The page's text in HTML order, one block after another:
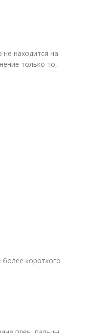
не находится на
только то,
короткого